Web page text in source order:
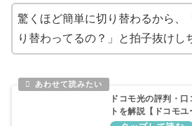
驚くほど簡単に切り替わるから、
り替わってるの？」と拍子抜けし
ドコモ光の評判・
トを解説【ドコモユ